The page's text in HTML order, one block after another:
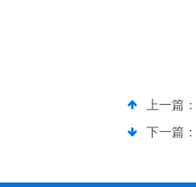
上一篇：
下一篇：